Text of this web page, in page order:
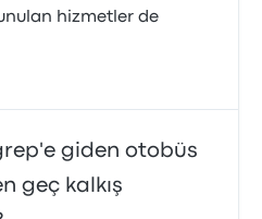
hizmetler de
giden otobüs
geç kalkış